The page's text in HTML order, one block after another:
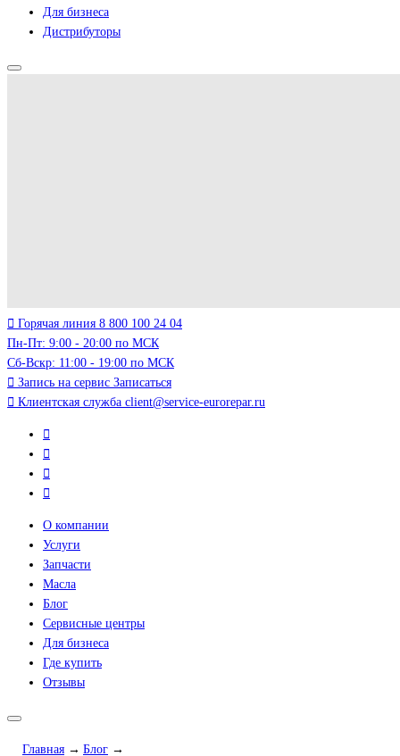
Для бизнеса
Дистрибуторы
Горячая линия 8 800 100 24 04
Пн-Пт: 9:00 - 20:00 по МСК
Сб-Вскр: 11:00 - 19:00 по МСК
Запись на сервис Записаться
Клиентская служба client@service-eurorepar.ru
О компании
Услуги
Запчасти
Масла
Блог
Сервисные центры
Для бизнеса
Где купить
Отзывы
Главная
Блог